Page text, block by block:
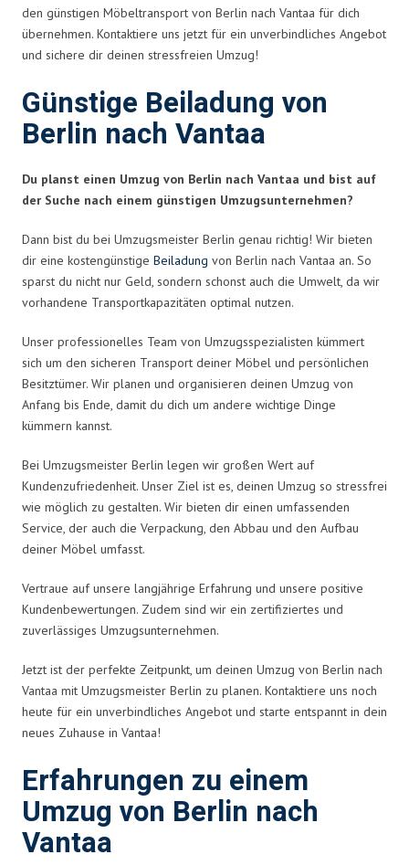
den günstigen Möbeltransport von Berlin nach Vantaa für dich
übernehmen. Kontaktiere uns jetzt für ein unverbindliches Angebot
und sichere dir deinen stressfreien Umzug!
Günstige Beiladung von
Berlin nach Vantaa
Du planst einen Umzug von Berlin nach Vantaa und bist auf
der Suche nach einem günstigen Umzugsunternehmen?
Dann bist du bei Umzugsmeister Berlin genau richtig! Wir bieten
dir eine kostengünstige Beiladung von Berlin nach Vantaa an. So
sparst du nicht nur Geld, sondern schonst auch die Umwelt, da wir
vorhandene Transportkapazitäten optimal nutzen.
Unser professionelles Team von Umzugsspezialisten kümmert
sich um den sicheren Transport deiner Möbel und persönlichen
Besitztümer. Wir planen und organisieren deinen Umzug von
Anfang bis Ende, damit du dich um andere wichtige Dinge
kümmern kannst.
Bei Umzugsmeister Berlin legen wir großen Wert auf
Kundenzufriedenheit. Unser Ziel ist es, deinen Umzug so stressfrei
wie möglich zu gestalten. Wir bieten dir einen umfassenden
Service, der auch die Verpackung, den Abbau und den Aufbau
deiner Möbel umfasst.
Vertraue auf unsere langjährige Erfahrung und unsere positive
Kundenbewertungen. Zudem sind wir ein zertifiziertes und
zuverlässiges Umzugsunternehmen.
Jetzt ist der perfekte Zeitpunkt, um deinen Umzug von Berlin nach
Vantaa mit Umzugsmeister Berlin zu planen. Kontaktiere uns noch
heute für ein unverbindliches Angebot und starte entspannt in dein
neues Zuhause in Vantaa!
Erfahrungen zu einem
Umzug von Berlin nach
Vantaa